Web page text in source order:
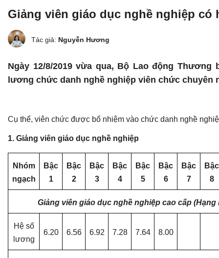
Giảng viên giáo dục nghề nghiệp có
Tác giả: Nguyễn Hương
Ngày 12/8/2019 vừa qua, Bộ Lao động
lương chức danh nghề nghiệp viên chức chuyên
Cụ thể, viên chức được bổ nhiệm vào chức danh nghề
1. Giảng viên giáo dục nghề nghiệp
Nhóm
ngạch
Bậc
1
Bậc
2
Bậc
3
Bậc
4
Bậc
5
Bậc
6
Bậc
7
Bậc
8
Giảng viên giáo dục nghề nghiệp cao cấp (Hạng
Hệ số
lương
6.20 6.56 6.92 7.28 7.64 8.00